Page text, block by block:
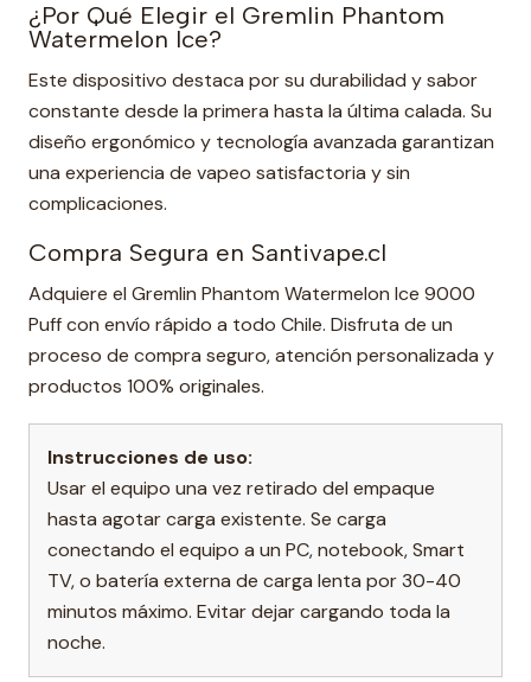
¿Por Qué Elegir el Gremlin Phantom
Watermelon Ice?
Este dispositivo destaca por su durabilidad y sabor
constante desde la primera hasta la última calada. Su
diseño ergonómico y tecnología avanzada garantizan
una experiencia de vapeo satisfactoria y sin
complicaciones.
Compra Segura en Santivape.cl
Adquiere el Gremlin Phantom Watermelon Ice 9000
Puff con envío rápido a todo Chile. Disfruta de un
proceso de compra seguro, atención personalizada y
productos 100% originales.
Instrucciones de uso:
Usar el equipo una vez retirado del empaque
hasta agotar carga existente. Se carga
conectando el equipo a un PC, notebook, Smart
TV, o batería externa de carga lenta por 30-40
minutos máximo. Evitar dejar cargando toda la
noche.